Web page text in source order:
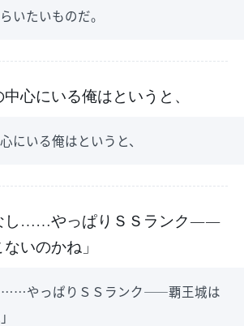
いたいものだ。
心にいる俺はというと、
にいる俺はというと、
し……やっぱりＳＳランク――
いのかね」
……やっぱりＳＳランク――覇王城は